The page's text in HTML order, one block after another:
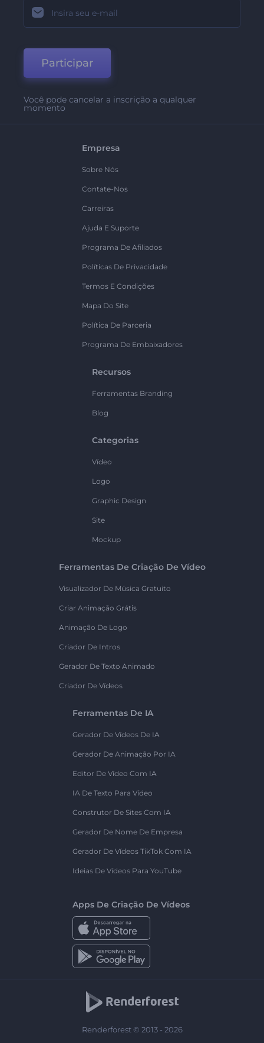
Participar
Você pode cancelar a inscrição a qualquer
momento
Empresa
Sobre Nós
Contate-Nos
Carreiras
Ajuda E Suporte
Programa De Afiliados
Políticas De Privacidade
Termos E Condições
Mapa Do Site
Política De Parceria
Programa De Embaixadores
Recursos
Ferramentas Branding
Blog
Categorias
Vídeo
Logo
Graphic Design
Site
Mockup
Ferramentas De Criação De Vídeo
Visualizador De Música Gratuito
Criar Animação Grátis
Animação De Logo
Criador De Intros
Gerador De Texto Animado
Criador De Vídeos
Ferramentas De IA
Gerador De Vídeos De IA
Gerador De Animação Por IA
Editor De Vídeo Com IA
IA De Texto Para Vídeo
Construtor De Sites Com IA
Gerador De Nome De Empresa
Gerador De Vídeos TikTok Com IA
Ideias De Vídeos Para YouTube
Apps De Criação De Vídeos
Renderforest © 2013 - 2026